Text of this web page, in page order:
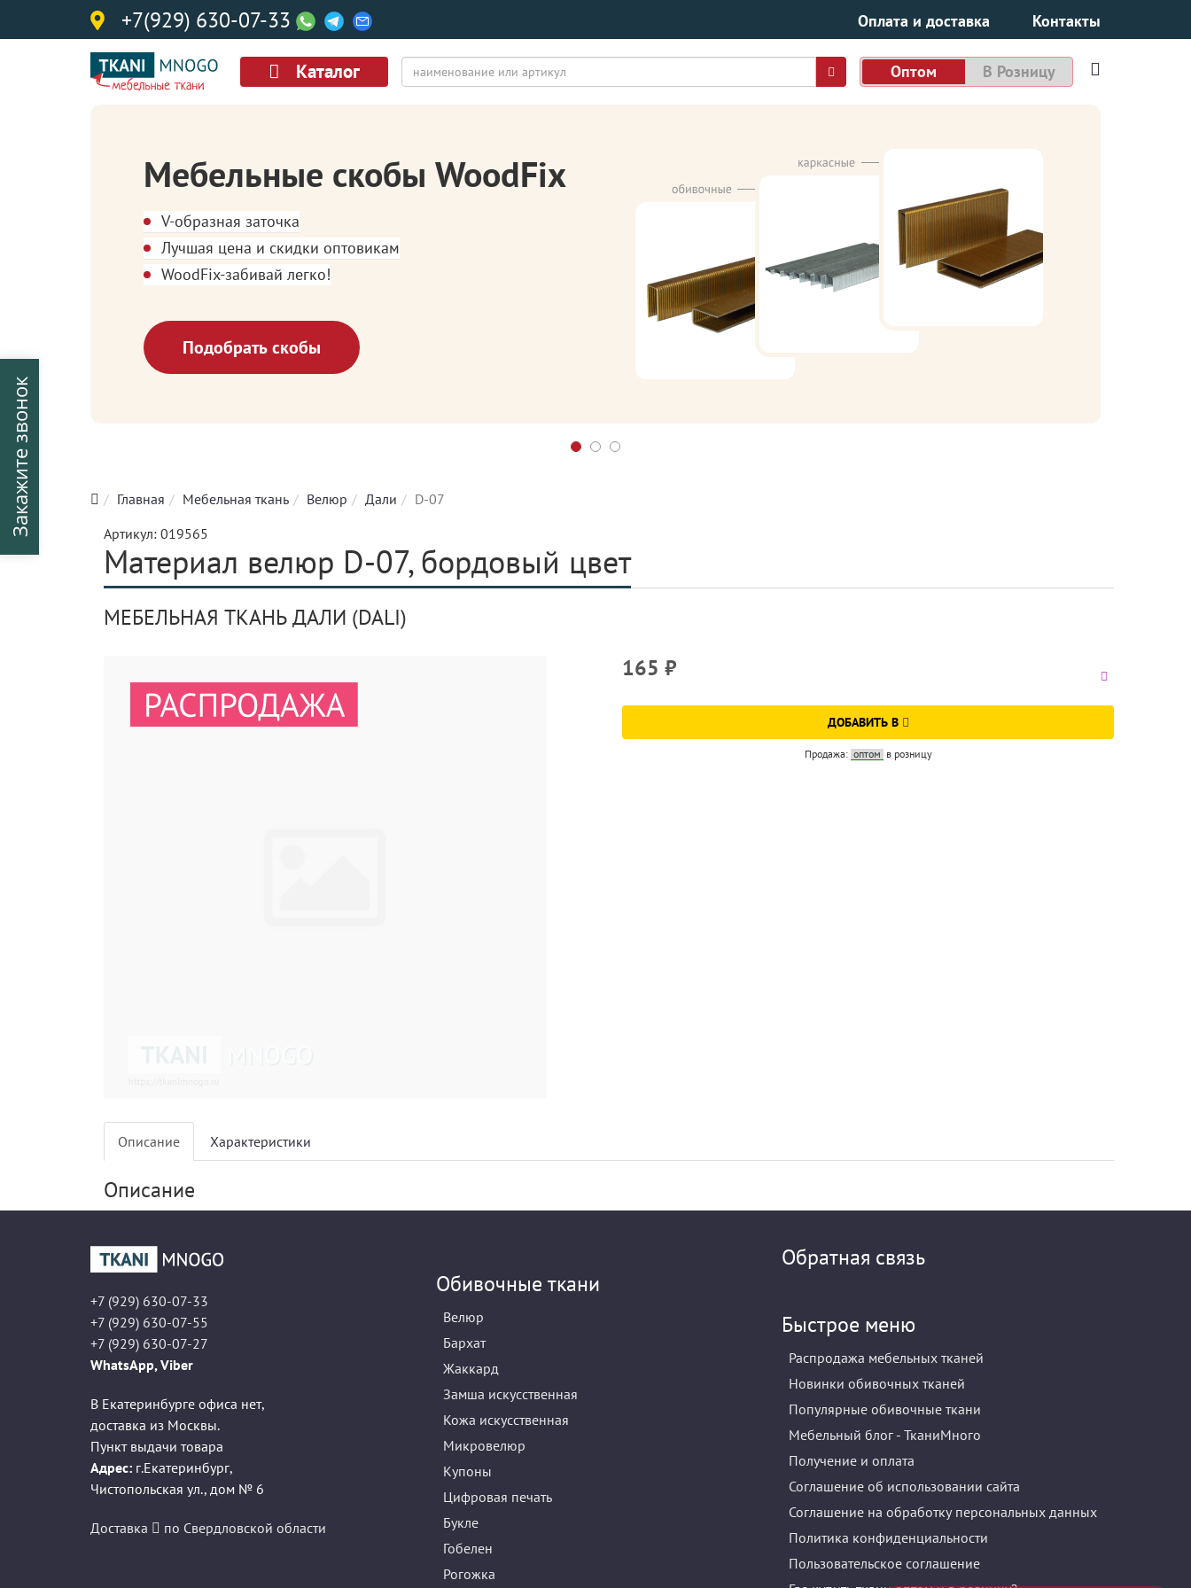
+7(929) 630-07-33 Оплата и доставка Контакты
Каталог Оптом В Розницу
Мебельные скобы WoodFix
V-образная заточка
Лучшая цена и скидки оптовикам
WoodFix-забивай легко!
Подобрать скобы
Главная Мебельная ткань Велюр Дали
D-07
Артикул: 019565
Материал велюр D-07, бордовый цвет
МЕБЕЛЬНАЯ ТКАНЬ ДАЛИ (DALI)
165 ₽
ДОБАВИТЬ В
Продажа: оптом в розницу
Описание Характеристики
Описание
+7 (929) 630-07-33
+7 (929) 630-07-55
+7 (929) 630-07-27
WhatsApp, Viber
В Екатеринбурге офиса нет,
доставка из Москвы.
Пункт выдачи товара
Адрес: г.Екатеринбург,
Чистопольская ул., дом № 6
Доставка по Свердловской области
Обивочные ткани
Велюр
Бархат
Жаккард
Замша искусственная
Кожа искусственная
Микровелюр
Купоны
Цифровая печать
Букле
Гобелен
Рогожка
Обратная связь
Быстрое меню
Распродажа мебельных тканей
Новинки обивочных тканей
Популярные обивочные ткани
Мебельный блог - ТканиМного
Получение и оплата
Соглашение об использовании сайта
Соглашение на обработку персональных данных
Политика конфиденциальности
Пользовательское соглашение
Закажите звонок